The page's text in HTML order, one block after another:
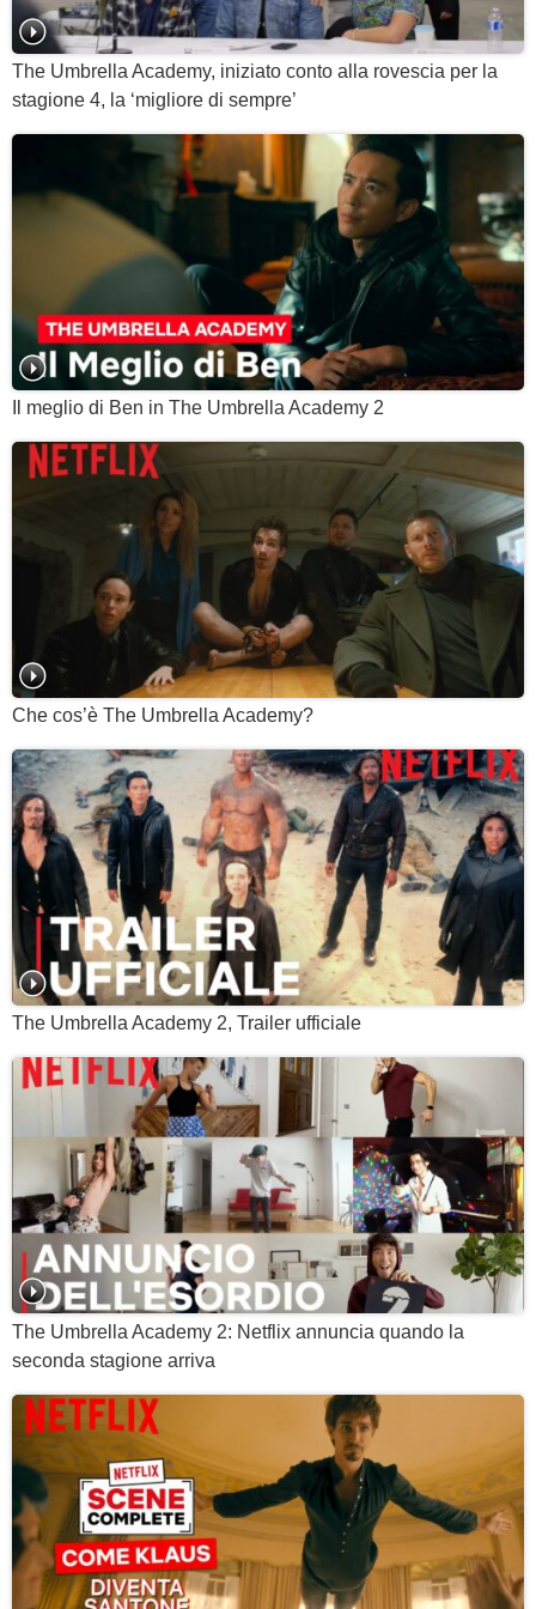
The Umbrella Academy, iniziato conto alla rovescia per la
stagione 4, la ‘migliore di sempre’
Il meglio di Ben in The Umbrella Academy 2
Che cos’è The Umbrella Academy?
The Umbrella Academy 2, Trailer ufficiale
The Umbrella Academy 2: Netflix annuncia quando la
seconda stagione arriva